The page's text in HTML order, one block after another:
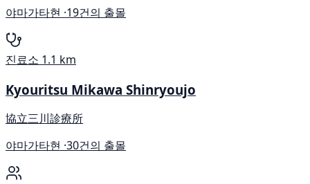
야마가타현 ·19건의 출몰
진료소 1.1 km
Kyouritsu Mikawa Shinryoujo
協立三川診療所
야마가타현 ·30건의 출몰